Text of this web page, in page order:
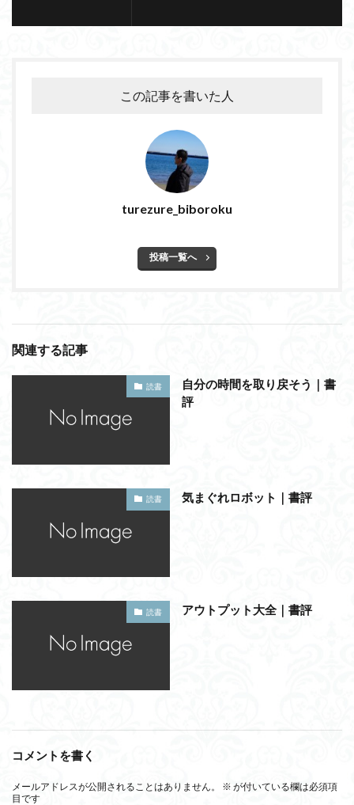
この記事を書いた人
turezure_biboroku
投稿一覧へ
関連する記事
読書
自分の時間を取り戻そう｜書
評
読書 気まぐれロボット｜書評
読書 アウトプット大全｜書評
コメントを書く
メールアドレスが公開されることはありません。 ※ が付いている欄は必須項
目です